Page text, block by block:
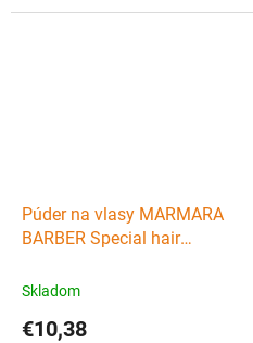
starostlivosť vlasov a pokožke
Púder na vlasy MARMARA
BARBER Special hair
Skladom
€10,38